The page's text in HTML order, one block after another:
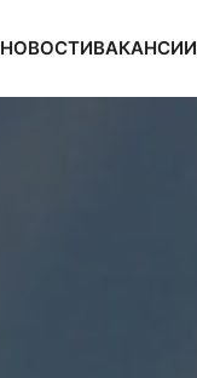
НОВОСТИВАКАНСИИ